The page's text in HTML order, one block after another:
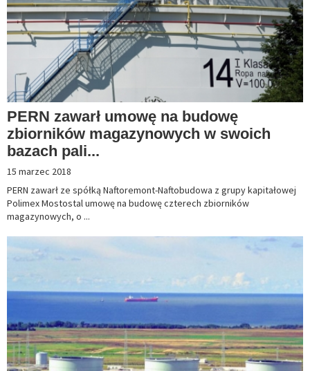
PERN zawarł umowę na budowę
zbiorników magazynowych w swoich
bazach pali...
15 marzec 2018
PERN zawarł ze spółką Naftoremont-Naftobudowa z grupy kapitałowej
Polimex Mostostal umowę na budowę czterech zbiorników
magazynowych, o ...